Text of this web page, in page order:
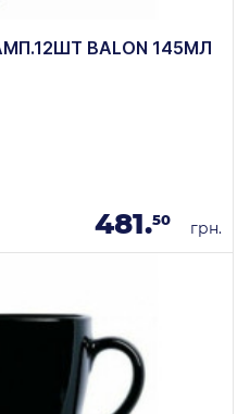
BALON 145МЛ
481.50 грн.